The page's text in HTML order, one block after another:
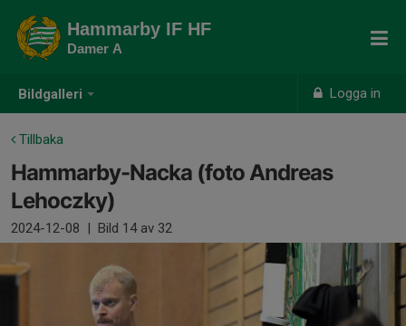
Bildgalleri Logga in
Hammarby IF HF
Damer A
Tillbaka
Hammarby-Nacka (foto Andreas
Lehoczky)
2024-12-08 | Bild 14av 32